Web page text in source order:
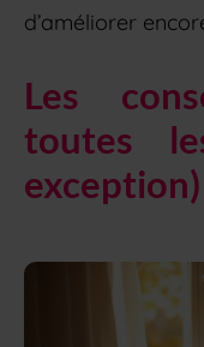
d’améliorer
Les
toutes
exception)